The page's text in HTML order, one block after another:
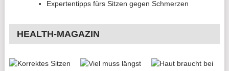
Expertentipps fürs Sitzen gegen Schmerzen
HEALTH-MAGAZIN